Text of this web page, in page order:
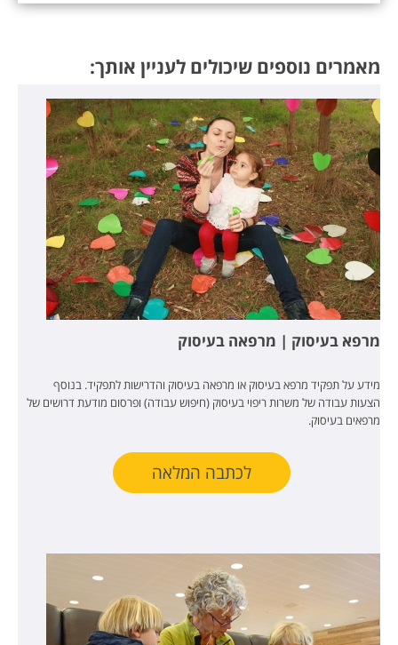
מאמרים נוספים שיכולים לעניין אותך:
מרפא בעיסוק | מרפאה בעיסוק
מידע על תפקיד מרפא בעיסוק או מרפאה בעיסוק והדרישות לתפקיד. בנוסף
הצעות עבודה של משרות ריפוי בעיסוק (חיפוש עבודה) ופרסום מודעת דרושים של
מרפאים בעיסוק.
לכתבה המלאה